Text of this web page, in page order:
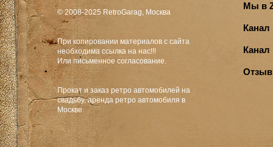
© 2008-2025 RetroGarag, Москва
При копировании материалов с сайта
необходима ссылка на нас!!!
Или письменное согласование.
Прокат и заказ ретро автомобилей на
свадьбу, аренда ретро автомобиля в
Москве.
Мы в
Канал
Канал